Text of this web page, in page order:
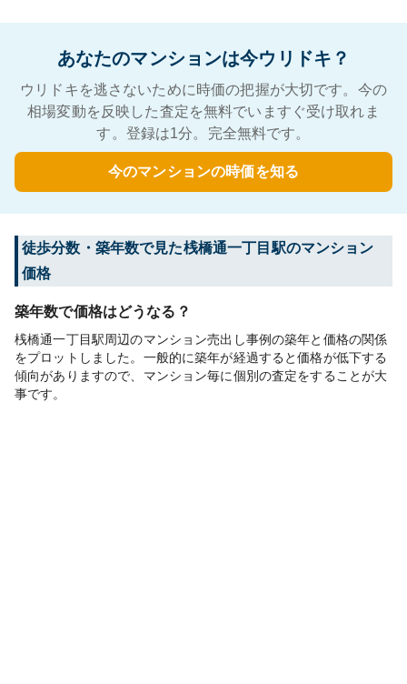
あなたのマンションは今ウリドキ？
ウリドキを逃さないために時価の把握が大切です。今の
相場変動を反映した査定を無料でいますぐ受け取れま
す。登録は1分。完全無料です。
今のマンションの時価を知る
徒歩分数・築年数で見た桟橋通一丁目駅のマンション
価格
築年数で価格はどうなる？
桟橋通一丁目駅周辺のマンション売出し事例の築年と価格の関係
をプロットしました。一般的に築年が経過すると価格が低下する
傾向がありますので、マンション毎に個別の査定をすることが大
事です。